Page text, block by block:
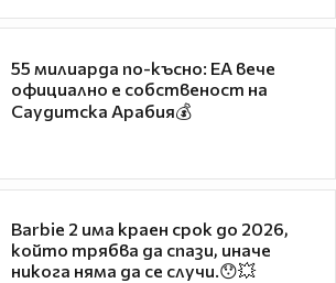
55 милиарда по-късно: EA вече
официално е собственост на
Саудитска Арабия💰
Barbie 2 има краен срок до 2026,
който трябва да спази, иначе
никога няма да се случи.😯💥